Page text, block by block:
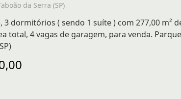
da Serra (SP)
3 dormitórios ( sendo 1 suíte ) com 277,00 m²
total, 4 vagas de garagem, para venda.